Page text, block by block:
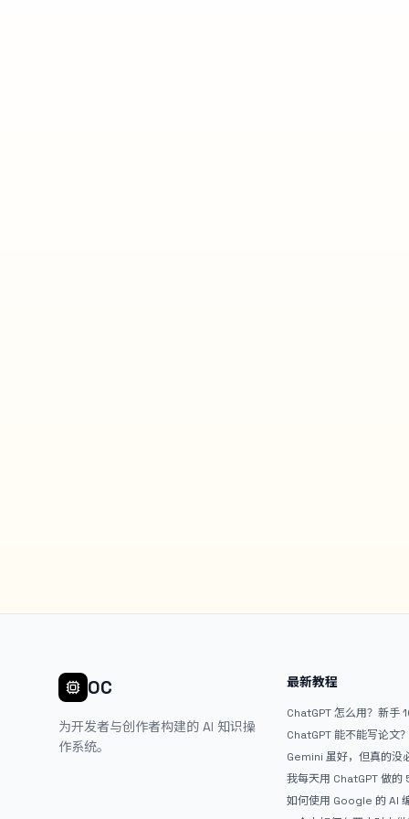
OC
为开发者与创作者构建的 AI 知识操
作系统。
最新教程
ChatGPT 怎么用？新手
ChatGPT 能不能写论文
Gemini 虽好，但真的没
ChatGPT
我每天用 ChatGPT 做的
如何使用 Google 的 AI
AntiGravity：独立开发